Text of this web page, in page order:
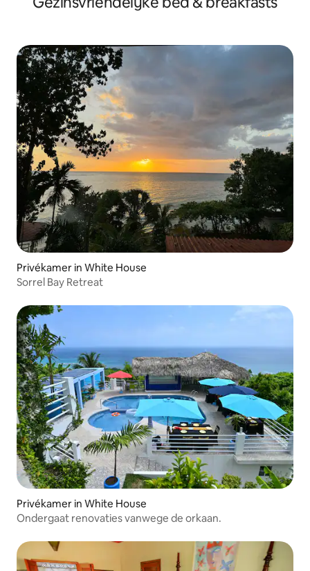
Privékamer in White House
Sorrel Bay Retreat
Privékamer in White House
Ondergaat renovaties vanwege de orkaan.